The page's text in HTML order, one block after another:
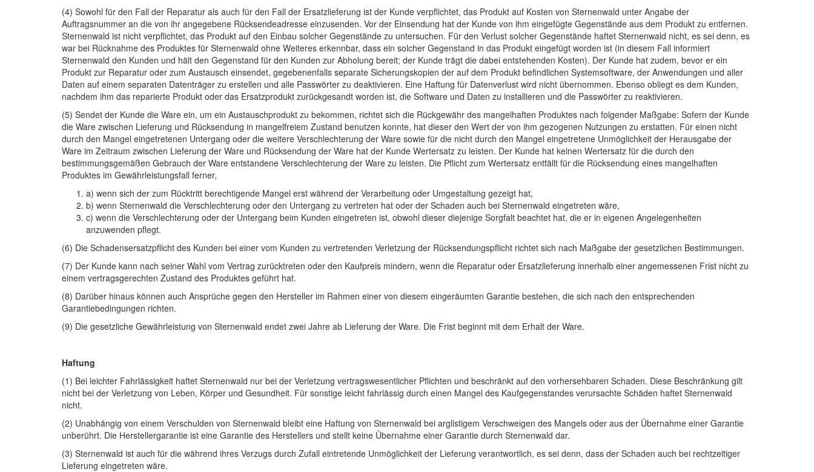
(4) Sowohl für den Fall der Reparatur als auch für den Fall der Ersatzlieferung ist der Kunde verpflichtet, das Produkt auf Kosten von Sternenwald unter Angabe der
Auftragsnummer an die von ihr angegebene Rücksendeadresse einzusenden. Vor der Einsendung hat der Kunde von ihm eingefügte Gegenstände aus dem Produkt zu entfernen.
Sternenwald ist nicht verpflichtet, das Produkt auf den Einbau solcher Gegenstände zu untersuchen. Für den Verlust solcher Gegenstände haftet Sternenwald nicht, es sei denn, es
war bei Rücknahme des Produktes für Sternenwald ohne Weiteres erkennbar, dass ein solcher Gegenstand in das Produkt eingefügt worden ist (in diesem Fall informiert
Sternenwald den Kunden und hält den Gegenstand für den Kunden zur Abholung bereit; der Kunde trägt die dabei entstehenden Kosten). Der Kunde hat zudem, bevor er ein
Produkt zur Reparatur oder zum Austausch einsendet, gegebenenfalls separate Sicherungskopien der auf dem Produkt befindlichen Systemsoftware, der Anwendungen und aller
Daten auf einem separaten Datenträger zu erstellen und alle Passwörter zu deaktivieren. Eine Haftung für Datenverlust wird nicht übernommen. Ebenso obliegt es dem Kunden,
nachdem ihm das reparierte Produkt oder das Ersatzprodukt zurückgesandt worden ist, die Software und Daten zu installieren und die Passwörter zu reaktivieren.
(5) Sendet der Kunde die Ware ein, um ein Austauschprodukt zu bekommen, richtet sich die Rückgewähr des mangelhaften Produktes nach folgender Maßgabe: Sofern der Kunde
die Ware zwischen Lieferung und Rücksendung in mangelfreiem Zustand benutzen konnte, hat dieser den Wert der von ihm gezogenen Nutzungen zu erstatten. Für einen nicht
durch den Mangel eingetretenen Untergang oder die weitere Verschlechterung der Ware sowie für die nicht durch den Mangel eingetretene Unmöglichkeit der Herausgabe der
Ware im Zeitraum zwischen Lieferung der Ware und Rücksendung der Ware hat der Kunde Wertersatz zu leisten. Der Kunde hat keinen Wertersatz für die durch den
bestimmungsgemäßen Gebrauch der Ware entstandene Verschlechterung der Ware zu leisten. Die Pflicht zum Wertersatz entfällt für die Rücksendung eines mangelhaften
Produktes im Gewährleistungsfall ferner,
a) wenn sich der zum Rücktritt berechtigende Mangel erst während der Verarbeitung oder Umgestaltung gezeigt hat,
b) wenn Sternenwald die Verschlechterung oder den Untergang zu vertreten hat oder der Schaden auch bei Sternenwald eingetreten wäre,
c) wenn die Verschlechterung oder der Untergang beim Kunden eingetreten ist, obwohl dieser diejenige Sorgfalt beachtet hat, die er in eigenen Angelegenheiten
anzuwenden pflegt.
(6) Die Schadensersatzpflicht des Kunden bei einer vom Kunden zu vertretenden Verletzung der Rücksendungspflicht richtet sich nach Maßgabe der gesetzlichen Bestimmungen.
(7) Der Kunde kann nach seiner Wahl vom Vertrag zurücktreten oder den Kaufpreis mindern, wenn die Reparatur oder Ersatzlieferung innerhalb einer angemessenen Frist nicht zu
einem vertragsgerechten Zustand des Produktes geführt hat.
(8) Darüber hinaus können auch Ansprüche gegen den Hersteller im Rahmen einer von diesem eingeräumten Garantie bestehen, die sich nach den entsprechenden
Garantiebedingungen richten.
(9) Die gesetzliche Gewährleistung von Sternenwald endet zwei Jahre ab Lieferung der Ware. Die Frist beginnt mit dem Erhalt der Ware.
Haftung
(1) Bei leichter Fahrlässigkeit haftet Sternenwald nur bei der Verletzung vertragswesentlicher Pflichten und beschränkt auf den vorhersehbaren Schaden. Diese Beschränkung gilt
nicht bei der Verletzung von Leben, Körper und Gesundheit. Für sonstige leicht fahrlässig durch einen Mangel des Kaufgegenstandes verursachte Schäden haftet Sternenwald
nicht.
(2) Unabhängig von einem Verschulden von Sternenwald bleibt eine Haftung von Sternenwald bei arglistigem Verschweigen des Mangels oder aus der Übernahme einer Garantie
unberührt. Die Herstellergarantie ist eine Garantie des Herstellers und stellt keine Übernahme einer Garantie durch Sternenwald dar.
(3) Sternenwald ist auch für die während ihres Verzugs durch Zufall eintretende Unmöglichkeit der Lieferung verantwortlich, es sei denn, dass der Schaden auch bei rechtzeitiger
Lieferung eingetreten wäre.